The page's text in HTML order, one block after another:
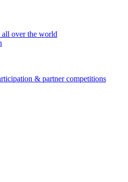
over the world
& partner competitions